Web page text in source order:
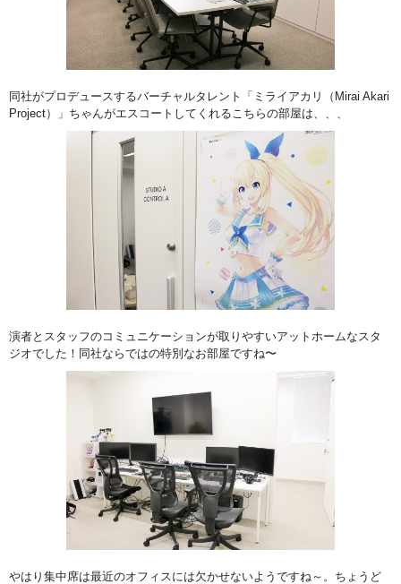
同社がプロデュースするバーチャルタレント「ミライアカリ（Mirai Akari
Project）」ちゃんがエスコートしてくれるこちらの部屋は、、、
演者とスタッフのコミュニケーションが取りやすいアットホームなスタ
ジオでした！同社ならではの特別なお部屋ですね〜
やはり集中席は最近のオフィスには欠かせないようですね～。ちょうど